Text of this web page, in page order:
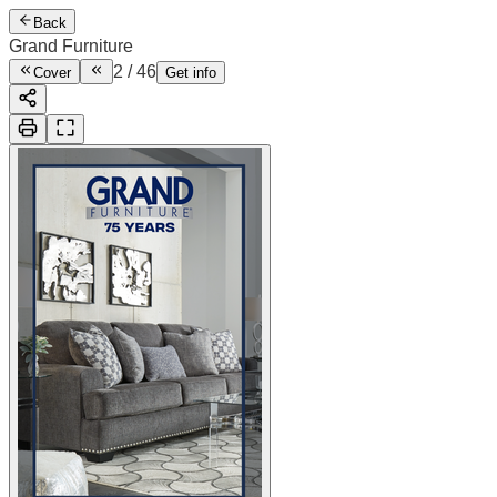
Back
Grand Furniture
Cover 2 /46 Get info